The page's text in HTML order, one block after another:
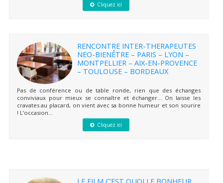
Cliquez ici
RENCONTRE INTER-THERAPEUTES
NEO-BIENÊTRE – PARIS – LYON –
MONTPELLIER – AIX-EN-PROVENCE
– TOULOUSE – BORDEAUX
Pas de conférence ou de table ronde, rien que des échanges
conviviaux pour mieux se connaître et échanger… On laisse les
cravates au placard, on vient avec sa bonne humeur et son sourire
! L’occasion...
Cliquez ici
LE FILM C’EST QUOI LE BONHEUR